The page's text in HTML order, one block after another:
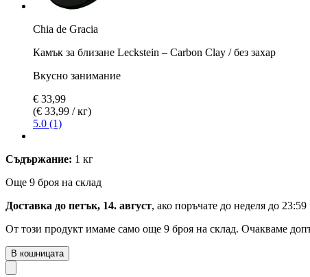
Chia de Gracia
Камък за близане Leckstein – Carbon Clay / без захар
Вкусно занимание
€ 33,99
(€ 33,99 / кг)
5.0 (1)
Съдържание: 1 кг
Още 9 броя на склад
Доставка до петък, 14. август, ако поръчате до неделя до 23:59
От този продукт имаме само още 9 броя на склад. Очакваме
В кошницата